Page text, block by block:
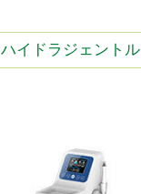
ハイドラジェントル